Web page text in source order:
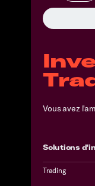
Vous avez
Solutions
Trading